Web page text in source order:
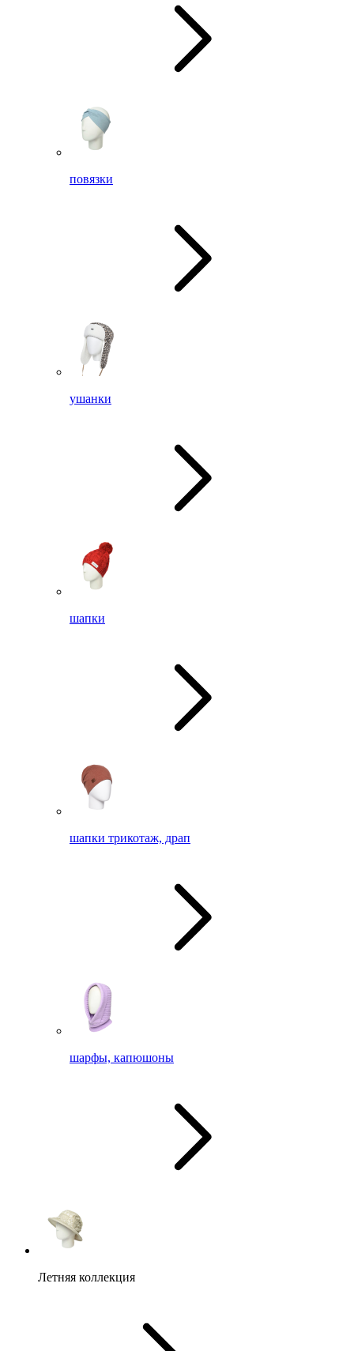
повязки
ушанки
шапки
шапки трикотаж, драп
шарфы, капюшоны
Летняя коллекция